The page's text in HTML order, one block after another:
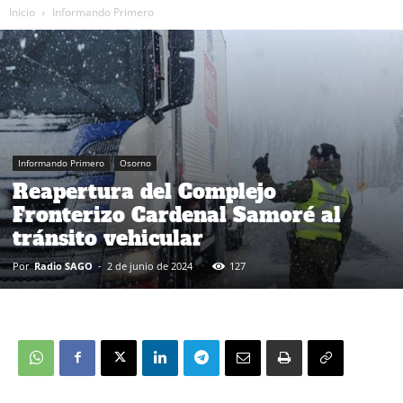
Inicio Informando Primero
Informando Primero Osorno
Reapertura del Complejo
Fronterizo Cardenal Samoré al
tránsito vehicular
Por Radio SAGO - 2 de junio de 2024 127